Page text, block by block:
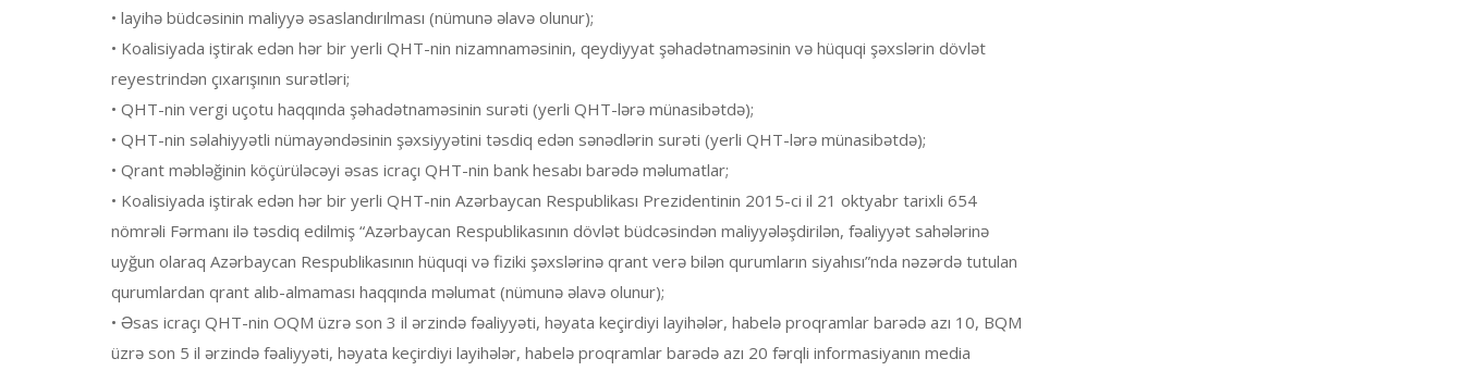
• layihə büdcəsinin maliyyə əsaslandırılması (nümunə əlavə olunur);
• Koalisiyada iştirak edən hər bir yerli QHT-nin nizamnaməsinin, qeydiyyat şəhadətnaməsinin və hüquqi şəxslərin dövlət
reyestrindən çıxarışının surətləri;
• QHT-nin vergi uçotu haqqında şəhadətnaməsinin surəti (yerli QHT-lərə münasibətdə);
• QHT-nin səlahiyyətli nümayəndəsinin şəxsiyyətini təsdiq edən sənədlərin surəti (yerli QHT-lərə münasibətdə);
• Qrant məbləğinin köçürüləcəyi əsas icraçı QHT-nin bank hesabı barədə məlumatlar;
• Koalisiyada iştirak edən hər bir yerli QHT-nin Azərbaycan Respublikası Prezidentinin 2015-ci il 21 oktyabr tarixli 654
nömrəli Fərmanı ilə təsdiq edilmiş “Azərbaycan Respublikasının dövlət büdcəsindən maliyyələşdirilən, fəaliyyət sahələrinə
uyğun olaraq Azərbaycan Respublikasının hüquqi və fiziki şəxslərinə qrant verə bilən qurumların siyahısı”nda nəzərdə tutulan
qurumlardan qrant alıb-almaması haqqında məlumat (nümunə əlavə olunur);
• Əsas icraçı QHT-nin OQM üzrə son 3 il ərzində fəaliyyəti, həyata keçirdiyi layihələr, habelə proqramlar barədə azı 10, BQM
üzrə son 5 il ərzində fəaliyyəti, həyata keçirdiyi layihələr, habelə proqramlar barədə azı 20 fərqli informasiyanın media